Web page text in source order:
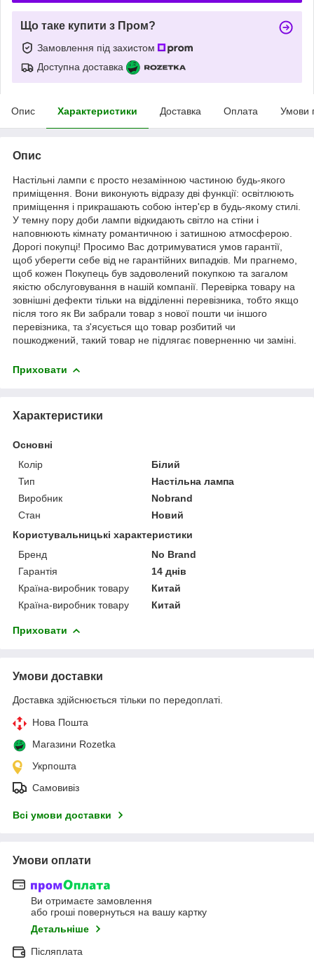
Що таке купити з Пром?
Замовлення під захистом
Доступна доставка
Опис Характеристики Доставка Оплата Умови
Опис
Настільні лампи є просто незамінною частиною будь-якого
приміщення. Вони виконують відразу дві функції: освітлюють
приміщення і прикрашають собою інтер'єр в будь-якому стилі.
У темну пору доби лампи відкидають світло на стіни і
наповнюють кімнату романтичною і затишною атмосферою.
Дорогі покупці! Просимо Вас дотримуватися умов гарантії,
щоб уберегти себе від не гарантійних випадків. Ми прагнемо,
щоб кожен Покупець був задоволений покупкою та загалом
якістю обслуговування в нашій компанії. Перевірка товару на
зовнішні дефекти тільки на відділенні перевізника, тобто якщо
після того як Ви забрали товар з нової пошти чи іншого
перевізника, та з'ясується що товар розбитий чи
пошкоджений, такий товар не підлягає поверненню чи заміні.
Приховати
Характеристики
Основні
Колір
Білий
Тип
Настільна лампа
Виробник
Nobrand
Стан
Новий
Користувальницькі характеристики
Бренд
No Brand
Гарантія
14 днів
Країна-виробник товару
Китай
Країна-виробник товару
Китай
Приховати
Умови доставки
Доставка здійснюється тільки по передоплаті.
Нова Пошта
Магазини Rozetka
Укрпошта
Самовивіз
Всі умови доставки
Умови оплати
Ви отримаєте замовлення
або гроші повернуться на вашу картку
Детальніше
Післяплата